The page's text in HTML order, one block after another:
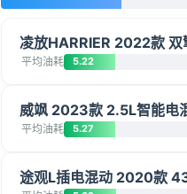
凌放HARRIER 2022款
平均油耗 5.22
威飒 2023款 2.5L智能电
平均油耗 5.27
途观L插电混动 2020款